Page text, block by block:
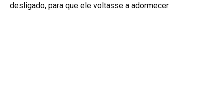
desligado, para que ele voltasse a adormecer.